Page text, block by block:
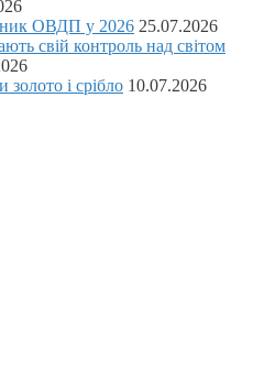
ОВДП у 2026 25.07.2026
свій контроль над світом
золото і срібло 10.07.2026